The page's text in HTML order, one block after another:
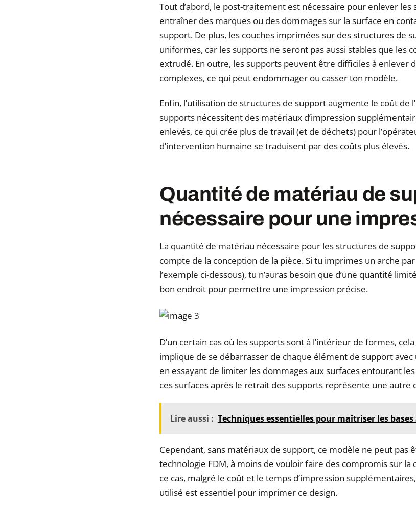
Tout d’abord, le post-traitement est nécessaire pour enlever les
entraîner des marques ou des dommages sur la surface en
support. De plus, les couches imprimées sur des structures de
uniformes, car les supports ne seront pas aussi stables que les
extrudé. En outre, les supports peuvent être difficiles à enlever
complexes, ce qui peut endommager ou casser ton modèle.
Enfin, l’utilisation de structures de support augmente le coût de
supports nécessitent des matériaux d’impression
enlevés, ce qui crée plus de travail (et de déchets) pour
d’intervention humaine se traduisent par des coûts plus élevés.
Quantité de matériau de
nécessaire pour une
La quantité de matériau nécessaire pour les structures de
compte de la conception de la pièce. Si tu imprimes un arche
l’exemple ci-dessous), tu n’auras besoin que d’une quantité
bon endroit pour permettre une impression précise.
D’un certain cas où les supports sont à l’intérieur de formes,
implique de se débarrasser de chaque élément de support
en essayant de limiter les dommages aux surfaces entourant
ces surfaces après le retrait des supports représente une autre
Lire aussi : Techniques essentielles pour maîtriser les
Cependant, sans matériaux de support, ce modèle ne peut pas
technologie FDM, à moins de vouloir faire des compromis sur la
ce cas, malgré le coût et le temps d’impression
utilisé est essentiel pour imprimer ce design.